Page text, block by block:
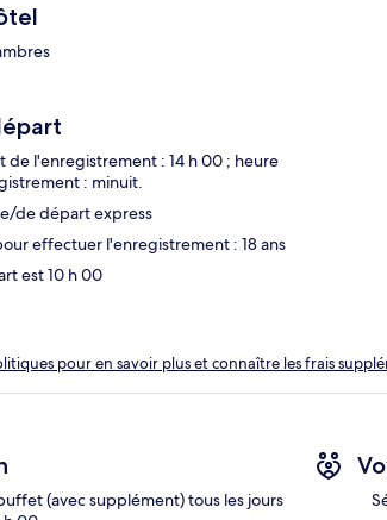
de l'enregistrement : 14 h 00 ; heure
: minuit.
de départ express
effectuer l'enregistrement : 18 ans
est 10 h 00
pour en savoir plus et connaître les frais
(avec supplément) tous les jours